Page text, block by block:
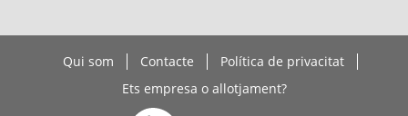
Qui som Contacte
Política de privacitat
Ets empresa o allotjament?